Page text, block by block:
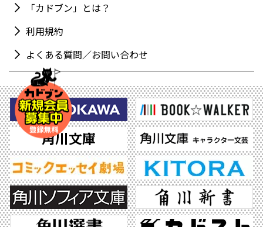
「カドブン」とは？
利用規約
よくある質問／お問い合わせ